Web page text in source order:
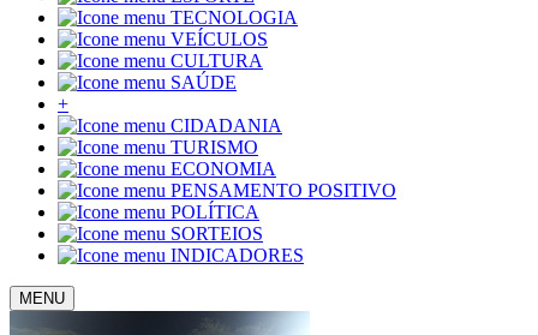
TECNOLOGIA
VEÍCULOS
CULTURA
SAÚDE
+
CIDADANIA
TURISMO
ECONOMIA
PENSAMENTO POSITIVO
POLÍTICA
SORTEIOS
INDICADORES
MENU